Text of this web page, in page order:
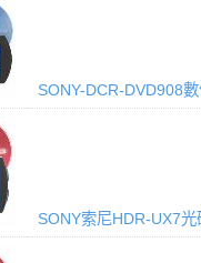
SONY-DCR-DVD908
SONY索尼HDR-UX7